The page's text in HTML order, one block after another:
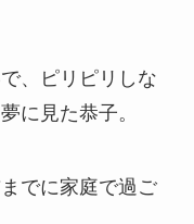
、ピリピリしな
に見た恭子。
でに家庭で過ご